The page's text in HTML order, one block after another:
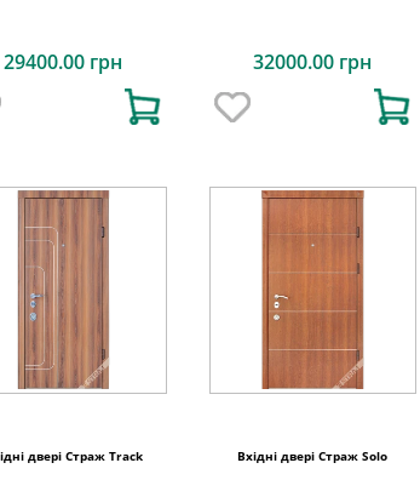
29400.00 грн 32000.00 грн
двері Страж Track Вхідні двері Страж Solo